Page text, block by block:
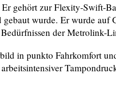
gehört zur Flexity-Swift-
wurde. Er wurde auf
der Metrolink-
in punkto Fahrkomfort